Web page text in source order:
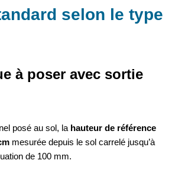
selon le type
à poser avec sortie
posé au sol, la hauteur de référence
mesurée depuis le sol carrelé jusqu’à
de 100 mm.